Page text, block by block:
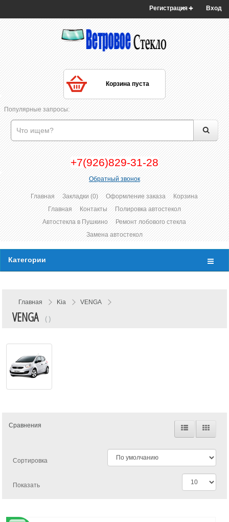
Вход
Регистрация
Корзина пуста
Популярные запросы:
+7(926)829-31-28
Обратный звонок
Главная Закладки (0) Оформление заказа
Корзина
Главная
Контакты
Полировка автостекол
Автостекла в Пушкино
Ремонт лобового стекла
Замена автостекол
Категории
Главная Kia VENGA
VENGA ( )
Сравнения
Сортировка
Показать